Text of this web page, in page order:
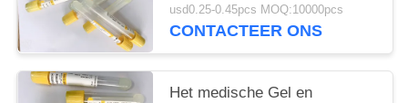
usd0.25-0.45pcs MOQ:10000pcs
CONTACTEER ONS
Het medische Gel en